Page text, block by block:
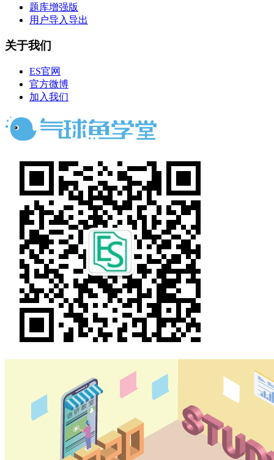
题库增强版
用户导入导出
关于我们
ES官网
官方微博
加入我们